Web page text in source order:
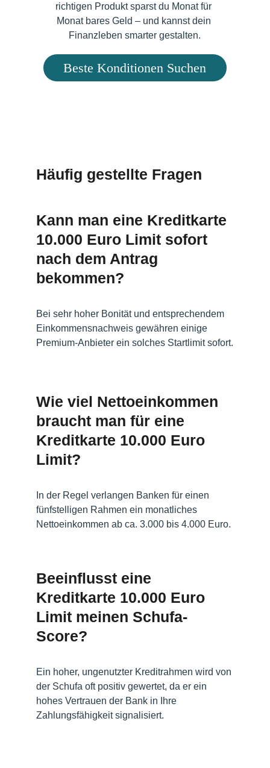
richtigen Produkt sparst du Monat für
Monat bares Geld – und kannst dein
Finanzleben smarter gestalten.
Beste Konditionen Suchen
Häufig gestellte Fragen
Kann man eine Kreditkarte
10.000 Euro Limit sofort
nach dem Antrag
bekommen?
Bei sehr hoher Bonität und entsprechendem
Einkommensnachweis gewähren einige
Premium-Anbieter ein solches Startlimit sofort.
Wie viel Nettoeinkommen
braucht man für eine
Kreditkarte 10.000 Euro
Limit?
In der Regel verlangen Banken für einen
fünfstelligen Rahmen ein monatliches
Nettoeinkommen ab ca. 3.000 bis 4.000 Euro.
Beeinflusst eine
Kreditkarte 10.000 Euro
Limit meinen Schufa-
Score?
Ein hoher, ungenutzter Kreditrahmen wird von
der Schufa oft positiv gewertet, da er ein
hohes Vertrauen der Bank in Ihre
Zahlungsfähigkeit signalisiert.